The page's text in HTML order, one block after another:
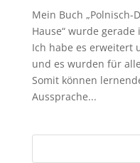
Mein Buch „Polnisch-
Hause“ wurde
Ich habe es erweitert
und es wurden für
Somit können
Aussprache...